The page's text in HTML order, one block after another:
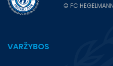
© FC
VARŽYBOS